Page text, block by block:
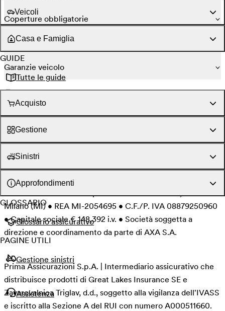
Veicoli
Casa e Famiglia
GUIDE
Tutte le guide
Acquisto
Gestione
Sinistri
Approfondimenti
GLOSSARIO
Glossario assicurativo
PAGINE UTILI
Gestione sinistri
Assistenza
Coperture obbligatorie
Garanzie conducente
Garanzie veicolo
Segui Prima Assicurazioni su Facebook
Segui Prima Assicurazioni su LinkedIn
Informativa Privacy
Informativa Area RiservataCondizioni del servizio
Cookie policy
Informativa clienti iptiQ
© Prima Assicurazioni S.p.A. • Piazzale Loreto 17, 20131
Milano (MI) • REA MI-2054695 • C.F./P. IVA 08879250960
• Capitale sociale € 148,392 i.v. • Società soggetta a
direzione e coordinamento da parte di AXA S.A.
Prima Assicurazioni S.p.A. | Intermediario assicurativo che
distribuisce prodotti di Great Lakes Insurance SE e
Zavarovalnica Triglav, d.d., soggetto alla vigilanza dell'IVASS
e iscritto alla Sezione A del RUI con numero A000511660.